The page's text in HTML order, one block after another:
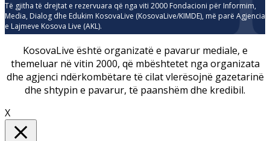
Të gjitha të drejtat e rezervuara që nga viti 2000 Fondacioni për Informim,
Media, Dialog dhe Edukim KosovaLive (KosovaLive/KIMDE), më parë Agjencia
e Lajmeve Kosova Live (AKL).
KosovaLive është organizatë e pavarur mediale, e
themeluar në vitin 2000, që mbështetet nga organizata
dhe agjenci ndërkombëtare të cilat vlerësojnë gazetarinë
dhe shtypin e pavarur, të paanshëm dhe kredibil.
X